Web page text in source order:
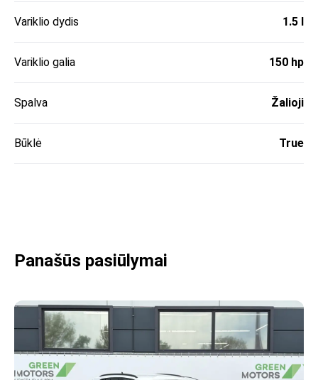
Variklio dydis 1.5 l
Variklio galia 150 hp
Spalva Žalioji
Būklė True
Panašūs pasiūlymai